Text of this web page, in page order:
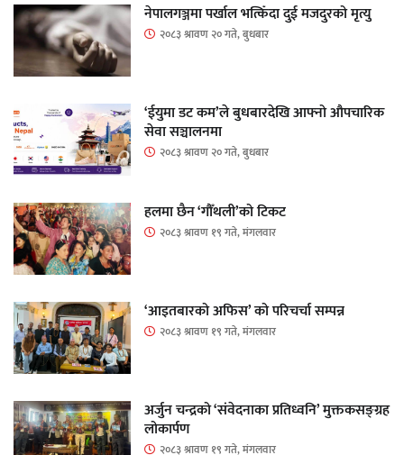
नेपालगञ्जमा पर्खाल भत्किँदा दुई मजदुरको मृत्यु
२०८३ श्रावण २० गते, बुधबार
‘ईयुमा डट कम’ले बुधबारदेखि आफ्नो औपचारिक
सेवा सञ्चालनमा
२०८३ श्रावण २० गते, बुधबार
हलमा छैन ‘गौँथली’को टिकट
२०८३ श्रावण १९ गते, मंगलवार
‘आइतबारको अफिस’ को परिचर्चा सम्पन्न
२०८३ श्रावण १९ गते, मंगलवार
अर्जुन चन्द्रको ‘संवेदनाका प्रतिध्वनि’ मुक्तकसङ्ग्रह
लोकार्पण
२०८३ श्रावण १९ गते, मंगलवार